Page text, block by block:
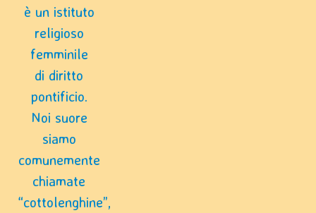
è un istituto
religioso
femminile
di diritto
pontificio.
Noi suore
siamo
comunemente
chiamate
“cottolenghine”,